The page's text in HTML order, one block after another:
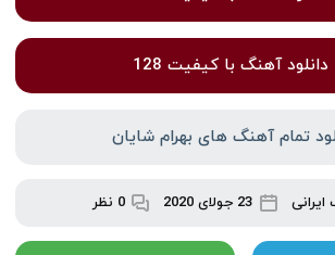
دانلود آهنگ با کیفیت 128
تمام آهنگ های بهرام شایان
23 جولای 2020 0 نظر